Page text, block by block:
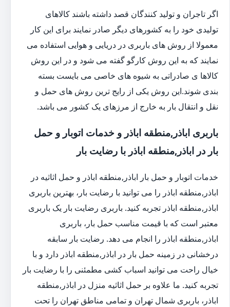
اگر تاجران و تولید کنندگان قصد داشته باشند کالاهای
تولیدی خود را به کشورهای دیگر صادر نمایند برای این کار
معمولا از روش های باربری در دریایی و هوایی استفاده می
نمایند که به این روش کارگو گفته می شود و در این روش
کالاها ی صادراتی به شیوه های خاصی می بایست بسته
بندی شوند.این روش یکی از رایج ترین روش های حمل و
نقل و انتقال بار به خارج از مرزهای یک کشور می باشد.
باربری اباذر,منطقه اباذر و خدمات اتوبار و حمل
بار در اباذر,منطقه اباذر با رضایت بار
خدمات اتوبار و حمل بار اباذر,منطقه اباذر و حمل اثاثیه در
اباذر,منطقه اباذر را می توانید با رضایت بار، بهترین باربری
اباذر,منطقه اباذر تجربه کنید. باربری رضایت بار یک باربری
معتبر است که با قیمت مناسب حمل بار، باربری
اباذر,منطقه اباذر را انجام می دهد. رضایت بار سابقه
درخشانی در زمینه حمل بار در اباذر,منطقه اباذر دارد و با
خیال راحت می توانید اسباب کشی مطمئنی را با رضایت بار
تجربه کنید. ما علاوه بر حمل اثاثیه منزل در اباذر,منطقه
اباذر، باربری شمال تهران و تمامی مناطق تهران را تحت